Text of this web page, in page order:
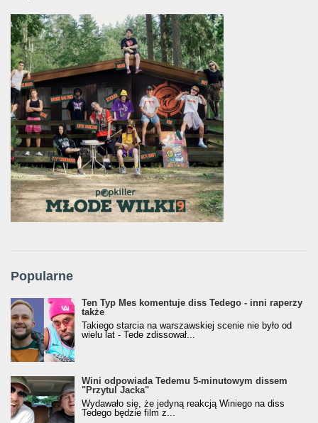
Popularne
Ten Typ Mes komentuje diss Tedego - inni raperzy
także
Takiego starcia na warszawskiej scenie nie było od
wielu lat - Tede zdissował...
Wini odpowiada Tedemu 5-minutowym dissem
"Przytul Jacka"
Wydawało się, że jedyną reakcją Winiego na diss
Tedego będzie film z...